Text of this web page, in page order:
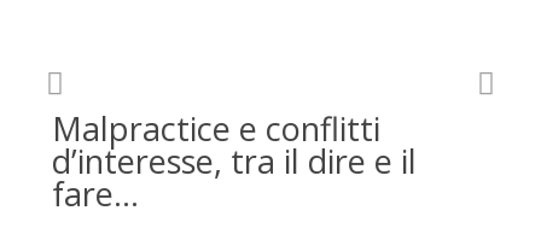
Malpractice e conflitti
d’interesse, tra il dire e il
fare…